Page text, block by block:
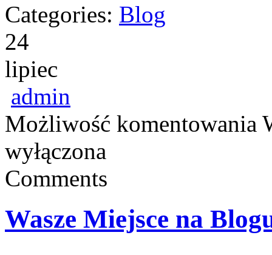
Categories: Blog
24
lipiec
admin
Możliwość komentowania
wyłączona
Comments
Wasze Miejsce na